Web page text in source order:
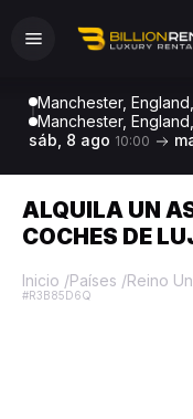
Manchester,
Manchester,
sáb, 8 ago 10:00
ALQUILA UN
COCHES DE
Inicio /Países /Reino
#R3B85D6Q